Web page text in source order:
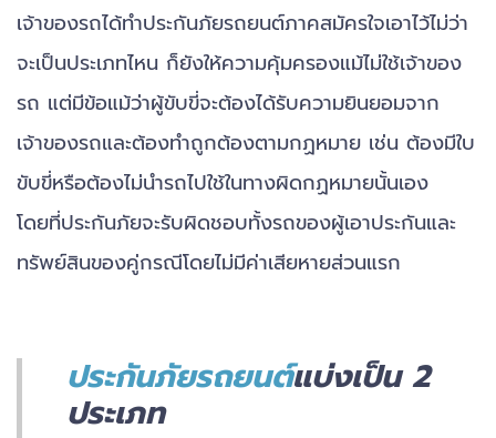
เจ้าของรถได้ทำประกันภัยรถยนต์ภาคสมัครใจเอาไว้ไม่ว่า
จะเป็นประเภทไหน ก็ยังให้ความคุ้มครองแม้ไม่ใช้เจ้าของ
รถ แต่มีข้อแม้ว่าผู้ขับขี่จะต้องได้รับความยินยอมจาก
เจ้าของรถและต้องทำถูกต้องตามกฏหมาย เช่น ต้องมีใบ
ขับขี่หรือต้องไม่นำรถไปใช้ในทางผิดกฏหมายนั้นเอง
โดยที่ประกันภัยจะรับผิดชอบทั้งรถของผู้เอาประกันและ
ทรัพย์สินของคู่กรณีโดยไม่มีค่าเสียหายส่วนแรก
ประกันภัยรถยนต์แบ่งเป็น 2
ประเภท